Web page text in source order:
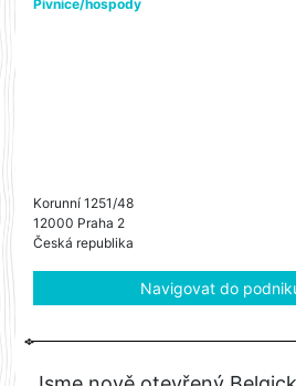
Pivnice/hospody
Korunní 1251/48
12000 Praha 2
Česká republika
Navigovat do